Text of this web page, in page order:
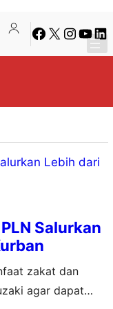
Facebook
X Instagram
Salurkan
zakat dan
agar dapat